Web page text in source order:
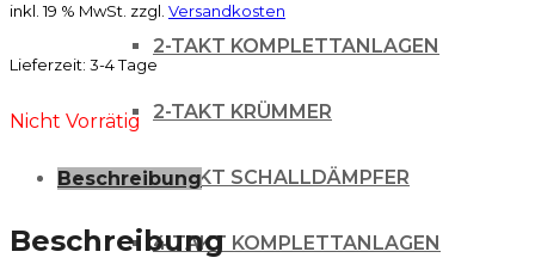
2-TAKT KOMPLETTANLAGEN
2-TAKT KRÜMMER
2-TAKT SCHALLDÄMPFER
4 TAKT KOMPLETTANLAGEN
inkl. 19 % MwSt. zzgl. Versandkosten
Lieferzeit: 3-4 Tage
Nicht Vorrätig
Beschreibung
Beschreibung